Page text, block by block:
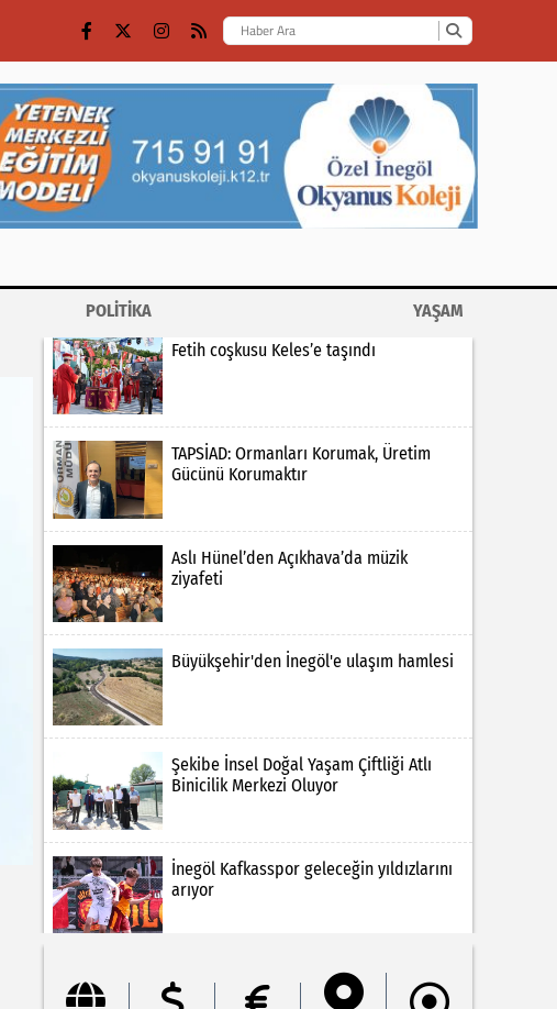
POLİTİKA
YAŞAM
Fetih coşkusu Keles’e taşındı
TAPSİAD: Ormanları Korumak, Üretim
Gücünü Korumaktır
Aslı Hünel’den Açıkhava’da müzik
ziyafeti
Büyükşehir'den İnegöl'e ulaşım hamlesi
Şekibe İnsel Doğal Yaşam Çiftliği Atlı
Binicilik Merkezi Oluyor
İnegöl Kafkasspor geleceğin yıldızlarını
arıyor